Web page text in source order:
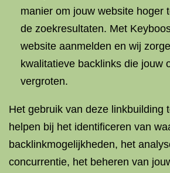
manier om jouw website hoger
de zoekresultaten. Met
website aanmelden en wij
kwalitatieve backlinks die jouw
vergroten.
Het gebruik van deze linkbuilding
helpen bij het identificeren van
backlinkmogelijkheden, het
concurrentie, het beheren van